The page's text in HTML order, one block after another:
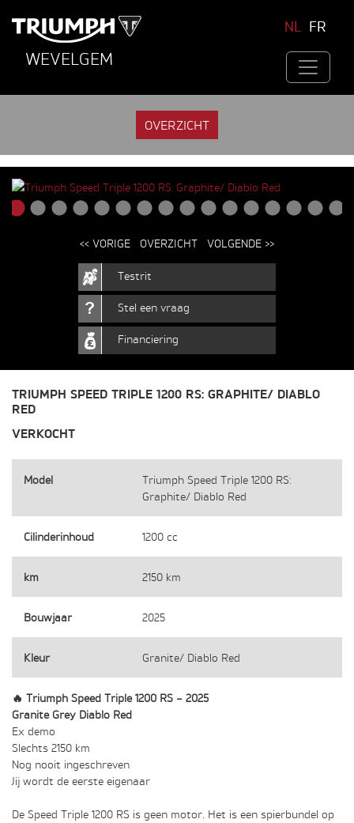
NL FR
WEVELGEM
OVERZICHT
<< VORIGE OVERZICHT VOLGENDE >>
Testrit
Stel een vraag
Financiering
TRIUMPH SPEED TRIPLE 1200 RS: GRAPHITE/ DIABLO
RED
VERKOCHT
Model
Triumph Speed Triple 1200 RS:
Graphite/ Diablo Red
Cilinderinhoud 1200 cc
km 2150 km
Bouwjaar 2025
Kleur Granite/ Diablo Red
🔥 Triumph Speed Triple 1200 RS – 2025
Granite Grey Diablo Red
Ex demo
Slechts 2150 km
Nog nooit ingeschreven
Jij wordt de eerste eigenaar
De Speed Triple 1200 RS is geen motor. Het is een spierbundel op